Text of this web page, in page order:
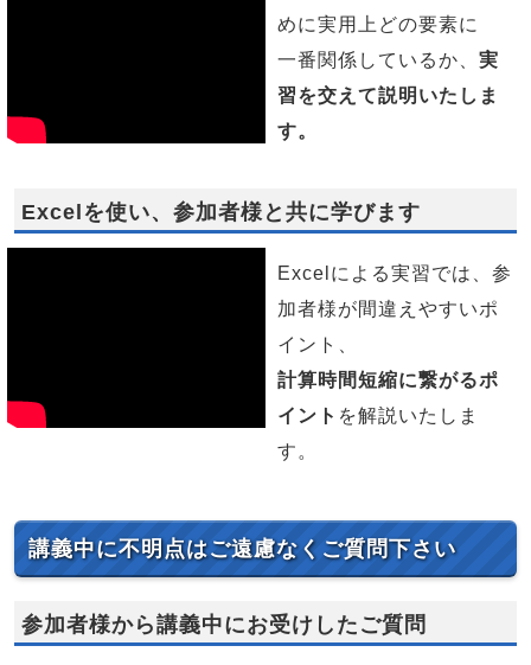
めに実用上どの要素に
一番関係しているか、 実
習を交えて説明いたしま
す。
Excelを使い、参加者様と共に学びます
Excelによる実習では、参
加者様が間違えやすいポ
イント、
計算時間短縮に繋がるポ
イント を解説いたしま
す。
講義中に不明点はご遠慮なくご質問下さい
参加者様から講義中にお受けしたご質問